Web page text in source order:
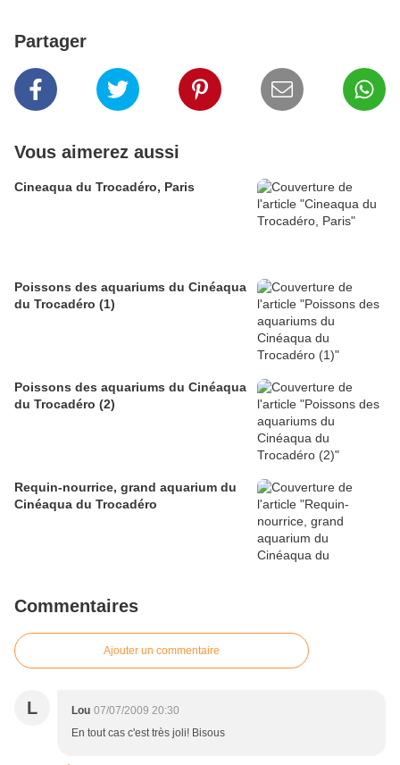
Partager
Vous aimerez aussi
Cineaqua du Trocadéro, Paris
Poissons des aquariums du Cinéaqua
du Trocadéro (1)
Poissons des aquariums du Cinéaqua
du Trocadéro (2)
Requin-nourrice, grand aquarium du
Cinéaqua du Trocadéro
Commentaires
Ajouter un commentaire
L Lou 07/07/2009 20:30
En tout cas c'est très joli! Bisous